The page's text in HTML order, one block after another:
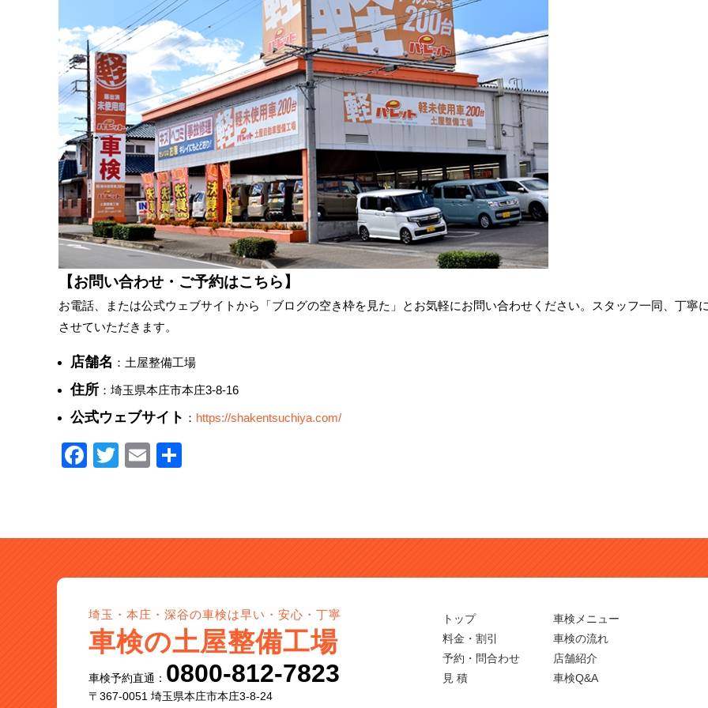
【お問い合わせ・ご予約はこちら】
お電話、または公式ウェブサイトから「ブログの空き枠を見た」とお気軽にお問い合わせください。スタッフ一同、丁寧
させていただきます。
店舗名 ：土屋整備工場
住所 ：埼玉県本庄市本庄3-8-16
公式ウェブサイト ： https://shakentsuchiya.com/
Facebook
TwitterEmail
埼玉・本庄・深谷の車検は早い・安心・丁寧
車検の土屋整備工場
車検予約直通： 0800-812-7823
〒367-0051 埼玉県本庄市本庄3-8-24
トップ
料金・割引
予約・問合わせ
見 積
車検メニュー
車検の流れ
店舗紹介
車検Q&A